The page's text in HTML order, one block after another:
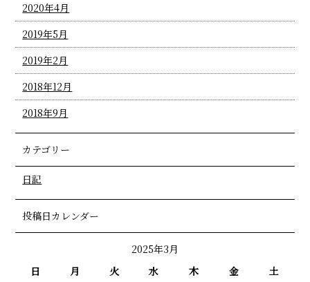
2020年4月
2019年5月
2019年2月
2018年12月
2018年9月
カテゴリー
日記
投稿日カレンダー
2025年3月
日
月 火 水 木 金 土